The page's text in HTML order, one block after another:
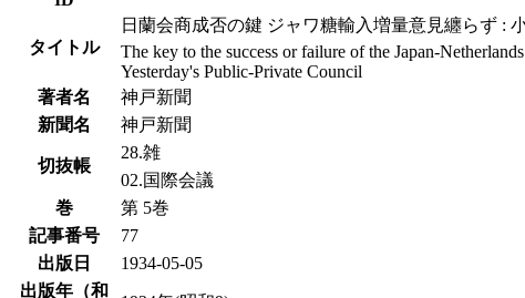
タイトル
日蘭会商成否の鍵 ジャワ糖輸入増量意見纏らず :
The key to the success or failure of the Japan-
Yesterday's Public-Private Council
著者名
神戸新聞
新聞名
神戸新聞
切抜帳
28.雑
02.国際会議
巻
第 5巻
記事番号
77
出版日
1934-05-05
出版年（和